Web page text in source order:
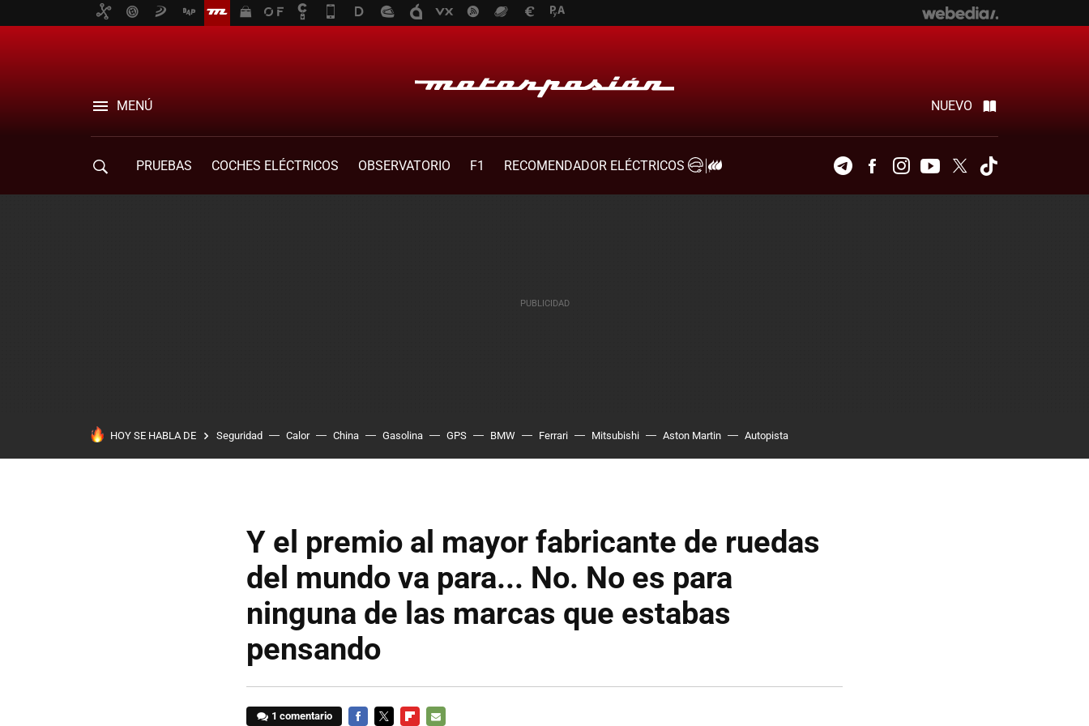
MENÚ NUEVO
PRUEBAS COCHES ELÉCTRICOS OBSERVATORIO F1
RECOMENDADOR ELÉCTRICOS
TelegramFacebookInstagramYoutubeTwitter
HOY SE HABLA DE Seguridad Calor China Gasolina GPS BMW Ferrari Mitsubishi Aston Martin Autopista
Y el premio al mayor fabricante de ruedas
del mundo va para... No. No es para
ninguna de las marcas que estabas
pensando
1 comentario